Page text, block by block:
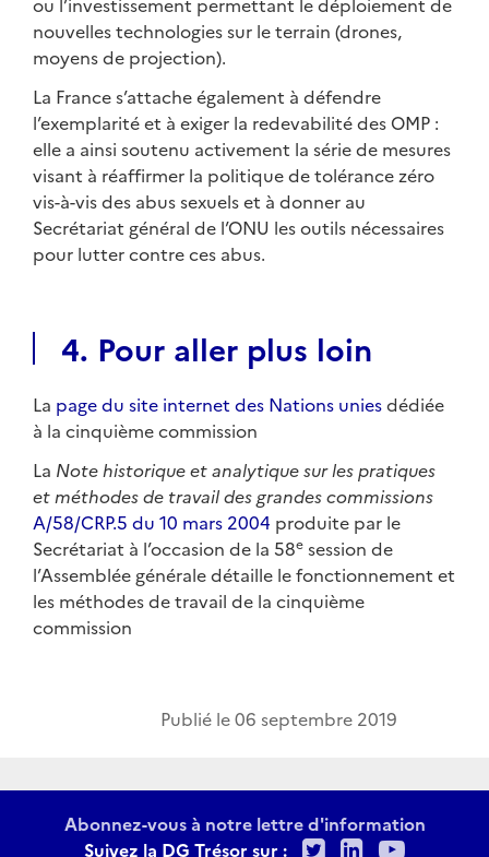
nouvelles technologies sur le terrain (drones,
moyens de projection).
La France s’attache également à défendre
l’exemplarité et à exiger la redevabilité des OMP :
elle a ainsi soutenu activement la série de mesures
visant à réaffirmer la politique de tolérance zéro
vis-à-vis des abus sexuels et à donner au
Secrétariat général de l’ONU les outils nécessaires
pour lutter contre ces abus.
4. Pour aller plus loin
La page du site internet des Nations uniesdédiée
à la cinquième commission
La Note historique et analytique sur les pratiques
et méthodes de travail des grandes commissions
A/58/CRP.5 du 10 mars 2004 produite par le
Secrétariat à l’occasion de la 58e session de
l’Assemblée générale détaille le fonctionnement et
les méthodes de travail de la cinquième
commission
Publié le06 septembre 2019
Abonnez-vous à notre lettre d'information
Suivez la DG Trésor sur :
TwitterLinkedIn